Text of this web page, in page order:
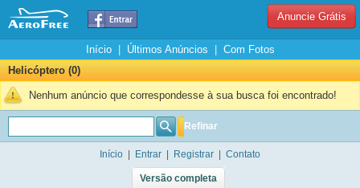
Anuncie Grátis
Início| Últimos Anúncios
Com Fotos
Helicóptero (0)
Nenhum anúncio que correspondesse à sua busca foi encontrado!
Refinar
Início Entrar Registrar Contato
Versão completa